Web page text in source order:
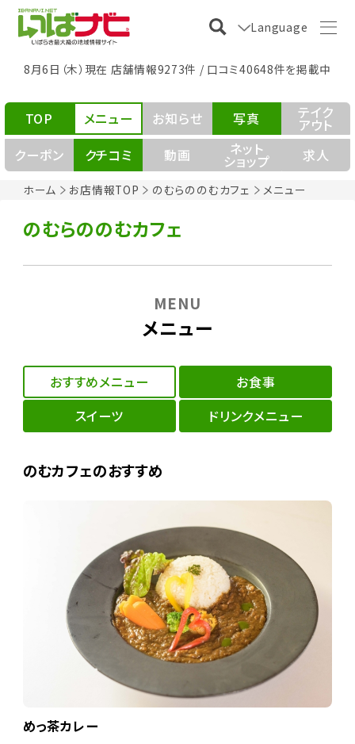
Language
8月6日（木）現在 店舗情報9273件 / 口コミ40648件を掲載中
ホーム お店情報TOP のむらののむカフェ メニュー
TOP メニュー お知らせ 写真 テイク
アウト
クーポン
クチコミ 動画 ネット
ショップ 求人
のむらののむカフェ
メニュー
MENU
おすすめメニュー
お食事
スイーツ
ドリンクメニュー
のむカフェのおすすめ
めっ茶カレー